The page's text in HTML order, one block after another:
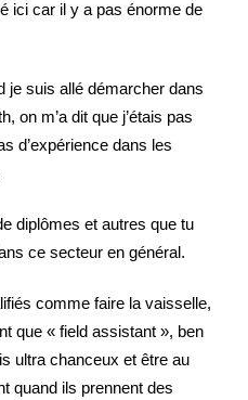
ici car il y a pas énorme de
je suis allé démarcher dans
on m’a dit que j’étais pas
d’expérience dans les
diplômes et autres que tu
ce secteur en général.
comme faire la vaisselle,
que « field assistant », ben
ultra chanceux et être au
quand ils prennent des